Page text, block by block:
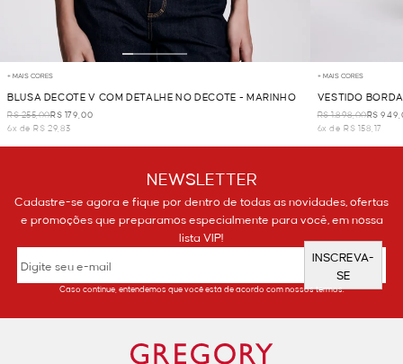
+ MAIS CORES
BLUSA DECOTE V COM DETALHE NO DECOTE - MARINHO
R$ 255,00R$ 179,00
6x de R$ 29,83
+ MAIS CORES
VESTIDO
R$ 1.898,00R$
6x de R$ 158,17
NEWSLETTER
Cadastre-se agora e fique por dentro de todas as novidades, ofertas
e promoções que preparamos especialmente para você, em nossa
lista VIP!
INSCREVA-
SE
Caso continue, entendemos que você está de acordo com nossos termos.